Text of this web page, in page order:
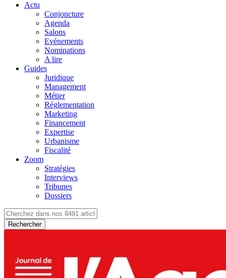
Actu
Conjoncture
Agenda
Salons
Evénements
Nominations
A lire
Guides
Juridique
Management
Métier
Réglementation
Marketing
Financement
Expertise
Urbanisme
Fiscalité
Zoom
Stratégies
Interviews
Tribunes
Dossiers
Rechercher